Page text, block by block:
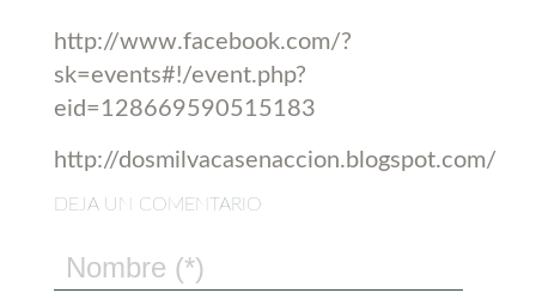
http://www.facebook.com/?
sk=events#!/event.php?
eid=128669590515183
http://dosmilvacasenaccion.blogspot.com/
DEJA UN COMENTARIO